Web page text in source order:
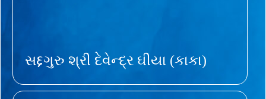
સદ્દગુરુ શ્રી દેવેન્દ્ર ઘીયા (કાકા)